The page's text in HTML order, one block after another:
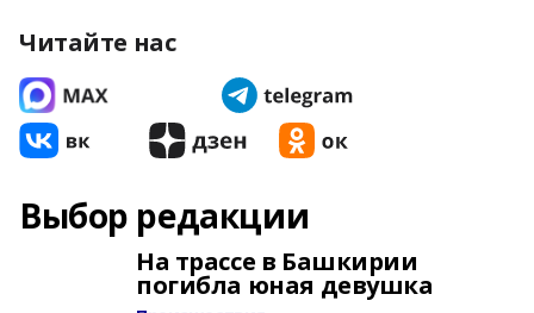
Читайте нас
Выбор редакции
На трассе в Башкирии
погибла юная девушка